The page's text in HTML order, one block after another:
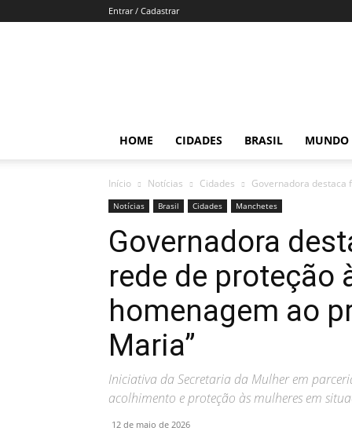
Entrar / Cadastrar
HOME CIDADES BRASIL MUNDO
Início Notícias Cidades Governadora destaca
Notícias Brasil Cidades Manchetes
Governadora
rede de proteção
homenagem ao
Maria”
Iniciativa da Secretaria da Mulher em
acolhimento e proteção às mulheres em
12 de maio de 2026